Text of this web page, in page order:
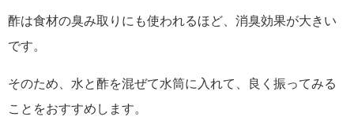
酢は食材の臭み取りにも使われるほど、消臭効果が大きい
です。
そのため、水と酢を混ぜて水筒に入れて、良く振ってみる
ことをおすすめします。